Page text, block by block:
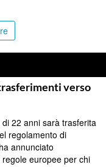
verso
22 anni sarà trasferita
regolamento di
annunciato
regole europee per chi